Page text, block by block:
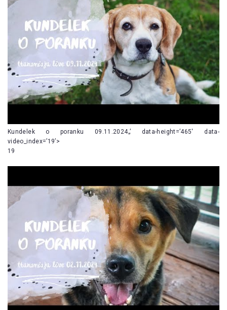
Kundelek o poranku 09.11.2024„’ data-height=’465′ data-
video_index=’19’>
19